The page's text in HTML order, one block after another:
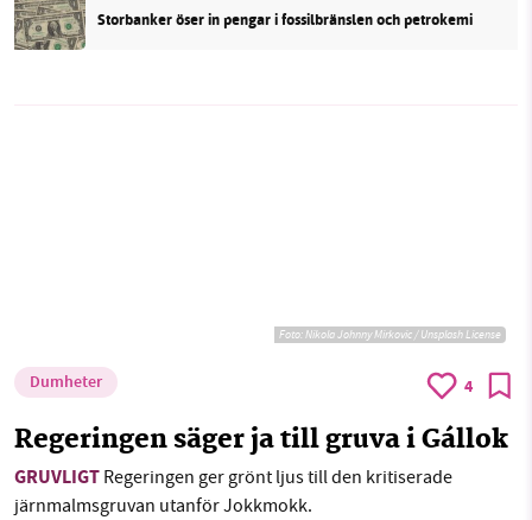
Storbanker öser in pengar i fossilbränslen och petrokemi
Foto:Nikola Johnny Mirkovic / Unsplash License
Dumheter 4
Regeringen säger ja till gruva i Gállok
GRUVLIGT Regeringen ger grönt ljus till den kritiserade
järnmalmsgruvan utanför Jokkmokk.